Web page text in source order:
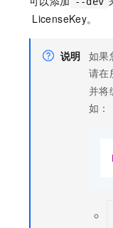
LicenseKey。
说明 如果
请在
并将
如：